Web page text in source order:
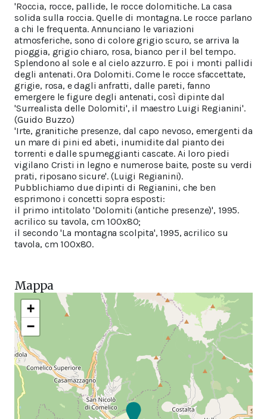
'Roccia, rocce, pallide, le rocce dolomitiche. La casa
solida sulla roccia. Quelle di montagna. Le rocce parlano
a chi le frequenta. Annunciano le variazioni
atmosferiche, sono di colore grigio scuro, se arriva la
pioggia, grigio chiaro, rosa, bianco per il bel tempo.
Splendono al sole e al cielo azzurro. E poi i monti pallidi
degli antenati. Ora Dolomiti. Come le rocce sfaccettate,
grigie, rosa, e dagli anfratti, dalle pareti, fanno
emergere le figure degli antenati, così dipinte dal
'Surrealista delle Dolomiti', il maestro Luigi Regianini'.
(Guido Buzzo)
'Irte, granitiche presenze, dal capo nevoso, emergenti da
un mare di pini ed abeti, inumidite dal pianto dei
torrenti e dalle spumeggianti cascate. Ai loro piedi
vigilano Cristi in legno e numerose baite, poste su verdi
prati, riposano sicure'. (Luigi Regianini).
Pubblichiamo due dipinti di Regianini, che ben
esprimono i concetti sopra esposti:
il primo intitolato 'Dolomiti (antiche presenze)', 1995.
acrilico su tavola, cm 100x80;
il secondo 'La montagna scolpita', 1995, acrilico su
tavola, cm 100x80.
Mappa
+
−